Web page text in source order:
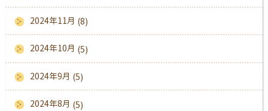
2024年11月 (8)
2024年10月 (5)
2024年9月 (5)
2024年8月 (5)